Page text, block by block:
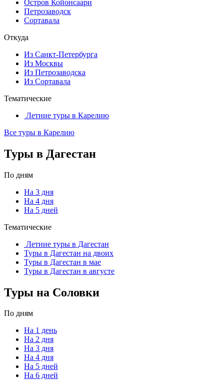
Остров Койонсаари
Петрозаводск
Сортавала
Откуда
Из Санкт-Петербурга
Из Москвы
Из Петрозаводска
Из Сортавала
Тематические
Летние туры в Карелию
Все туры в Карелию
Туры в Дагестан
По дням
На 3 дня
На 4 дня
На 5 дней
Тематические
Летние туры в Дагестан
Туры в Дагестан на двоих
Туры в Дагестан в мае
Туры в Дагестан в августе
Туры на Соловки
По дням
На 1 день
На 2 дня
На 3 дня
На 4 дня
На 5 дней
На 6 дней